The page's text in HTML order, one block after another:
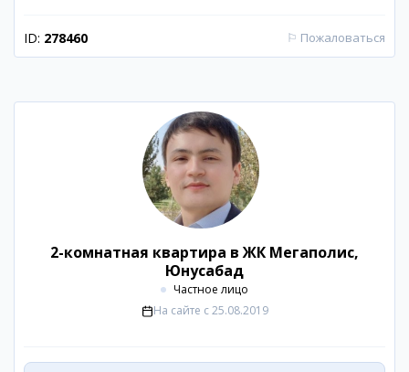
ID: 278460 ⚐ Пожаловаться
2-комнатная квартира в ЖК Мегаполис,
Юнусабад
Частное лицо
На сайте с 25.08.2019